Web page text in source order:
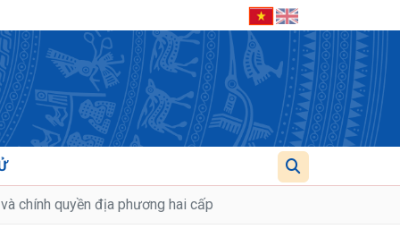
chính quyền địa phương hai cấp